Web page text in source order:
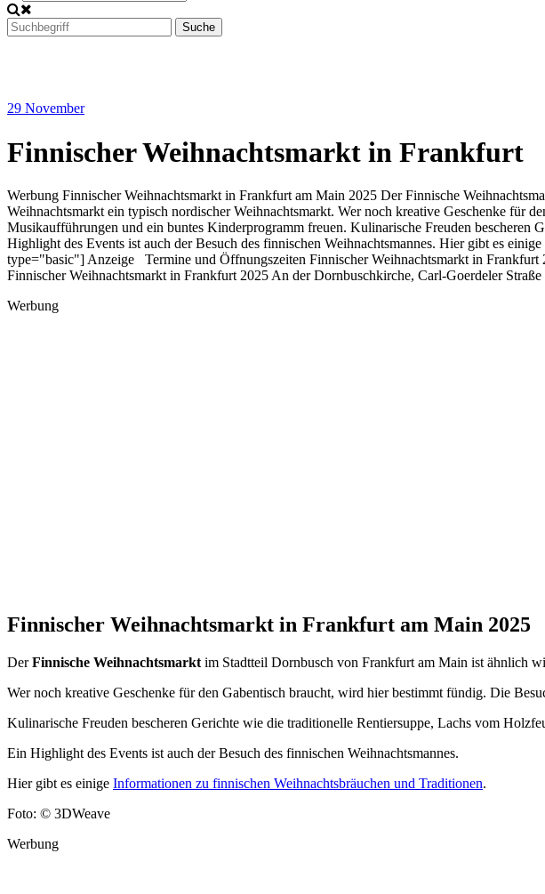
Suche
29 November
Finnischer Weihnachtsmarkt in Frankfurt
Werbung Finnischer Weihnachtsmarkt in Frankfurt am Main 2025 Der Finnische
Weihnachtsmarkt ein typisch nordischer Weihnachtsmarkt. Wer noch kreative Geschenke für
Musikaufführungen und ein buntes Kinderprogramm freuen. Kulinarische Freuden
Highlight des Events ist auch der Besuch des finnischen Weihnachtsmannes. Hier gibt es
type="basic"] Anzeige Termine und Öffnungszeiten Finnischer Weihnachtsmarkt in
Finnischer Weihnachtsmarkt in Frankfurt 2025 An der Dornbuschkirche, Carl-Goerdeler
Werbung
Finnischer Weihnachtsmarkt in Frankfurt am Main 2025
DerFinnische Weihnachtsmarkt im Stadtteil Dornbusch von Frankfurt am Main ist ähnlich
Wer noch kreative Geschenke für den Gabentisch braucht, wird hier bestimmt fündig. Die
Kulinarische Freuden bescheren Gerichte wie die traditionelle Rentiersuppe, Lachs vom
Ein Highlight des Events ist auch der Besuch des finnischen Weihnachtsmannes.
Hier gibt es einige Informationen zu finnischen Weihnachtsbräuchen und Traditionen.
Foto: © 3DWeave
Werbung